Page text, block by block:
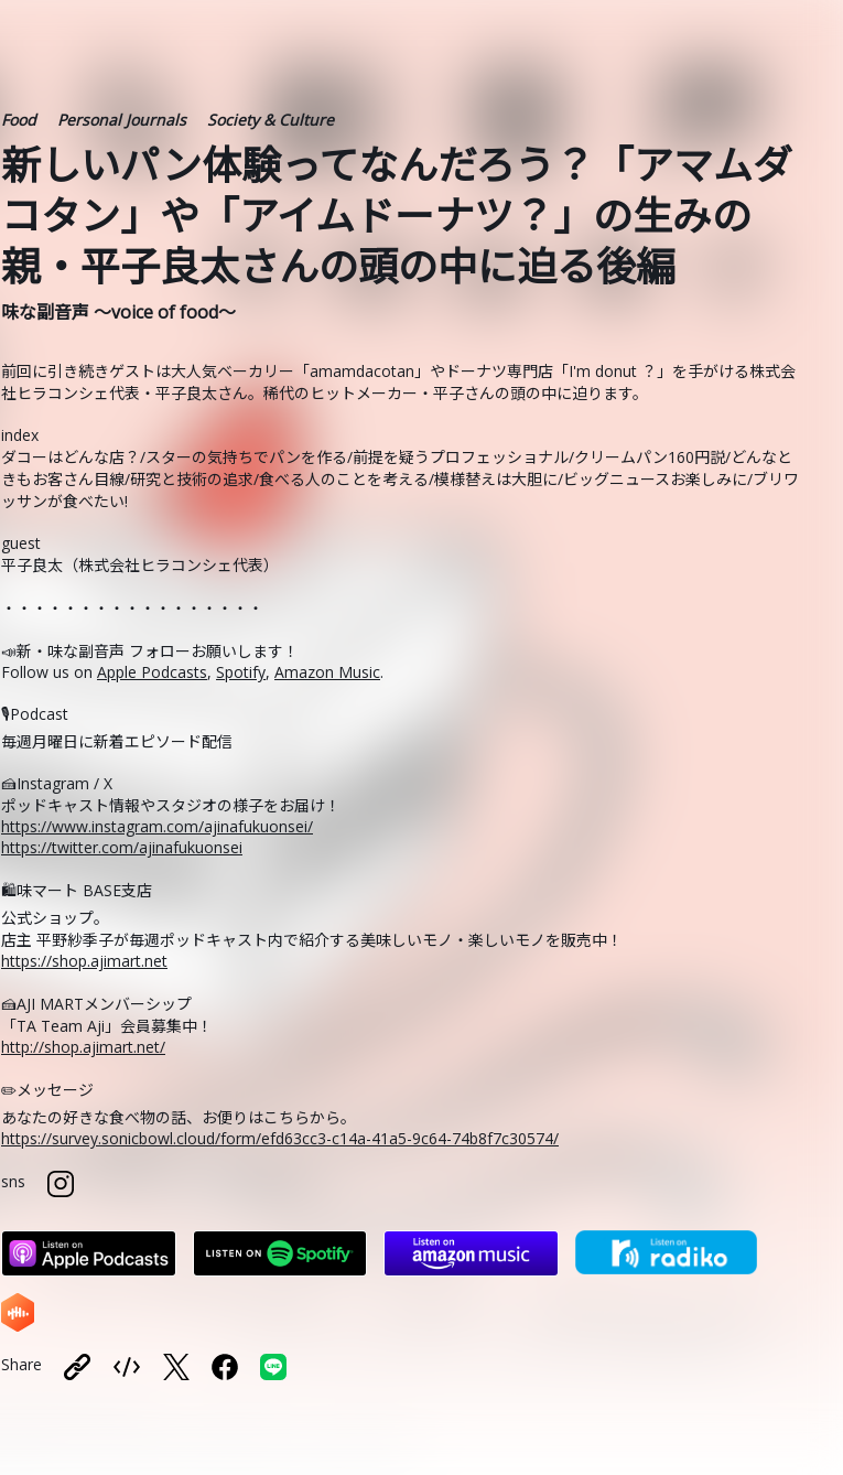
Food Personal Journals Society & Culture
新しいパン体験ってなんだろう？「アマムダ
コタン」や「アイムドーナツ？」の生みの
親・平子良太さんの頭の中に迫る後編
味な副音声 ～voice of food～
前回に引き続きゲストは大人気ベーカリー「amamdacotan」やドーナツ専門店「I'm donut ？」を手がける株式会
社ヒラコンシェ代表・平子良太さん。稀代のヒットメーカー・平子さんの頭の中に迫ります。
index
ダコーはどんな店？/スターの気持ちでパンを作る/前提を疑うプロフェッショナル/クリームパン160円説/どんなと
きもお客さん目線/研究と技術の追求/食べる人のことを考える/模様替えは大胆に/ビッグニュースお楽しみに/ブリワ
ッサンが食べたい!
guest
平子良太（株式会社ヒラコンシェ代表）
・・・・・・・・・・・・・・・・・
📣新・味な副音声 フォローお願いします！
Follow us on Apple Podcasts, Spotify, Amazon Music.
🎙️Podcast
毎週月曜日に新着エピソード配信
🍰Instagram / X
ポッドキャスト情報やスタジオの様子をお届け！
https://www.instagram.com/ajinafukuonsei/
https://twitter.com/ajinafukuonsei
🛍️味マート BASE支店
公式ショップ。
店主 平野紗季子が毎週ポッドキャスト内で紹介する美味しいモノ・楽しいモノを販売中！
https://shop.ajimart.net
🍰AJI MARTメンバーシップ
「TA Team Aji」会員募集中！
http://shop.ajimart.net/
✏️メッセージ
あなたの好きな食べ物の話、お便りはこちらから。
https://survey.sonicbowl.cloud/form/efd63cc3-c14a-41a5-9c64-74b8f7c30574/
sns
Share